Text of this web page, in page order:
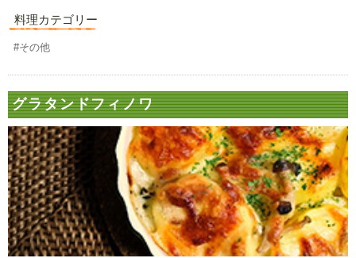
料理カテゴリー
#その他
グラタンドフィノワ